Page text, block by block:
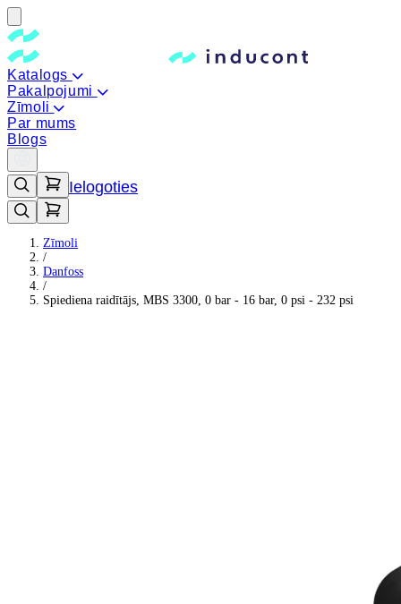
Katalogs
Pakalpojumi
Zīmoli
Par mums
Blogs
Ielogoties
Zīmoli
/
Danfoss
/
Spiediena raidītājs, MBS 3300, 0 bar - 16 bar, 0 psi - 232 psi